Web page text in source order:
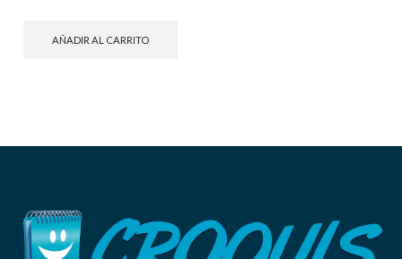
AÑADIR AL CARRITO